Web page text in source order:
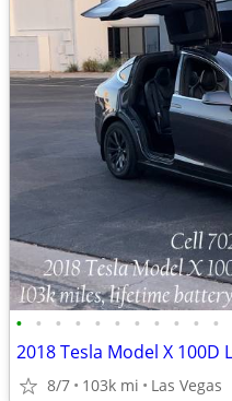
• • • • • • • • • • •
8/7 103k mi Las Vegas